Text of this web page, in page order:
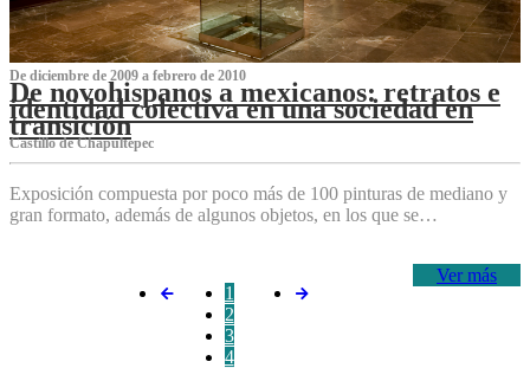
De diciembre de 2009 a febrero de 2010
De novohispanos a mexicanos: retratos e
identidad colectiva en una sociedad en
transición
Castillo de Chapultepec
Exposición compuesta por poco más de 100 pinturas de mediano y
gran formato, además de algunos objetos, en los que se…
Ver más
1
2
3
4